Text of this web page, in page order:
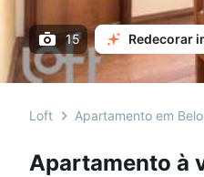
15 Redecorar
Loft Apartamento em
Apartamento à